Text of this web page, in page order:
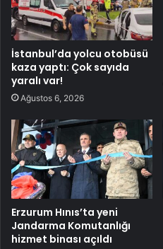
İstanbul’da yolcu otobüsü
kaza yaptı: Çok sayıda
yaralı var!
Ağustos 6, 2026
Erzurum Hınıs’ta yeni
Jandarma Komutanlığı
hizmet binası açıldı